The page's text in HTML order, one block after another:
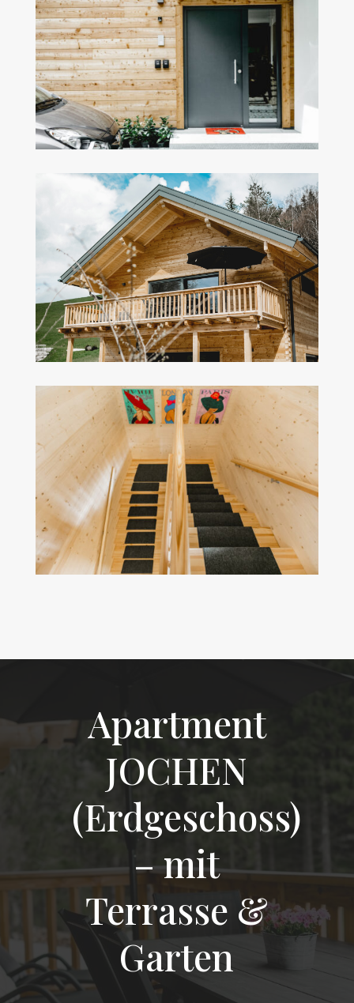
Apartment
JOCHEN
(Erdgeschoss)
– mit
Terrasse &
Garten